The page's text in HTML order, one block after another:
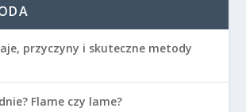
przyczyny i skuteczne metody
Flame czy lame?